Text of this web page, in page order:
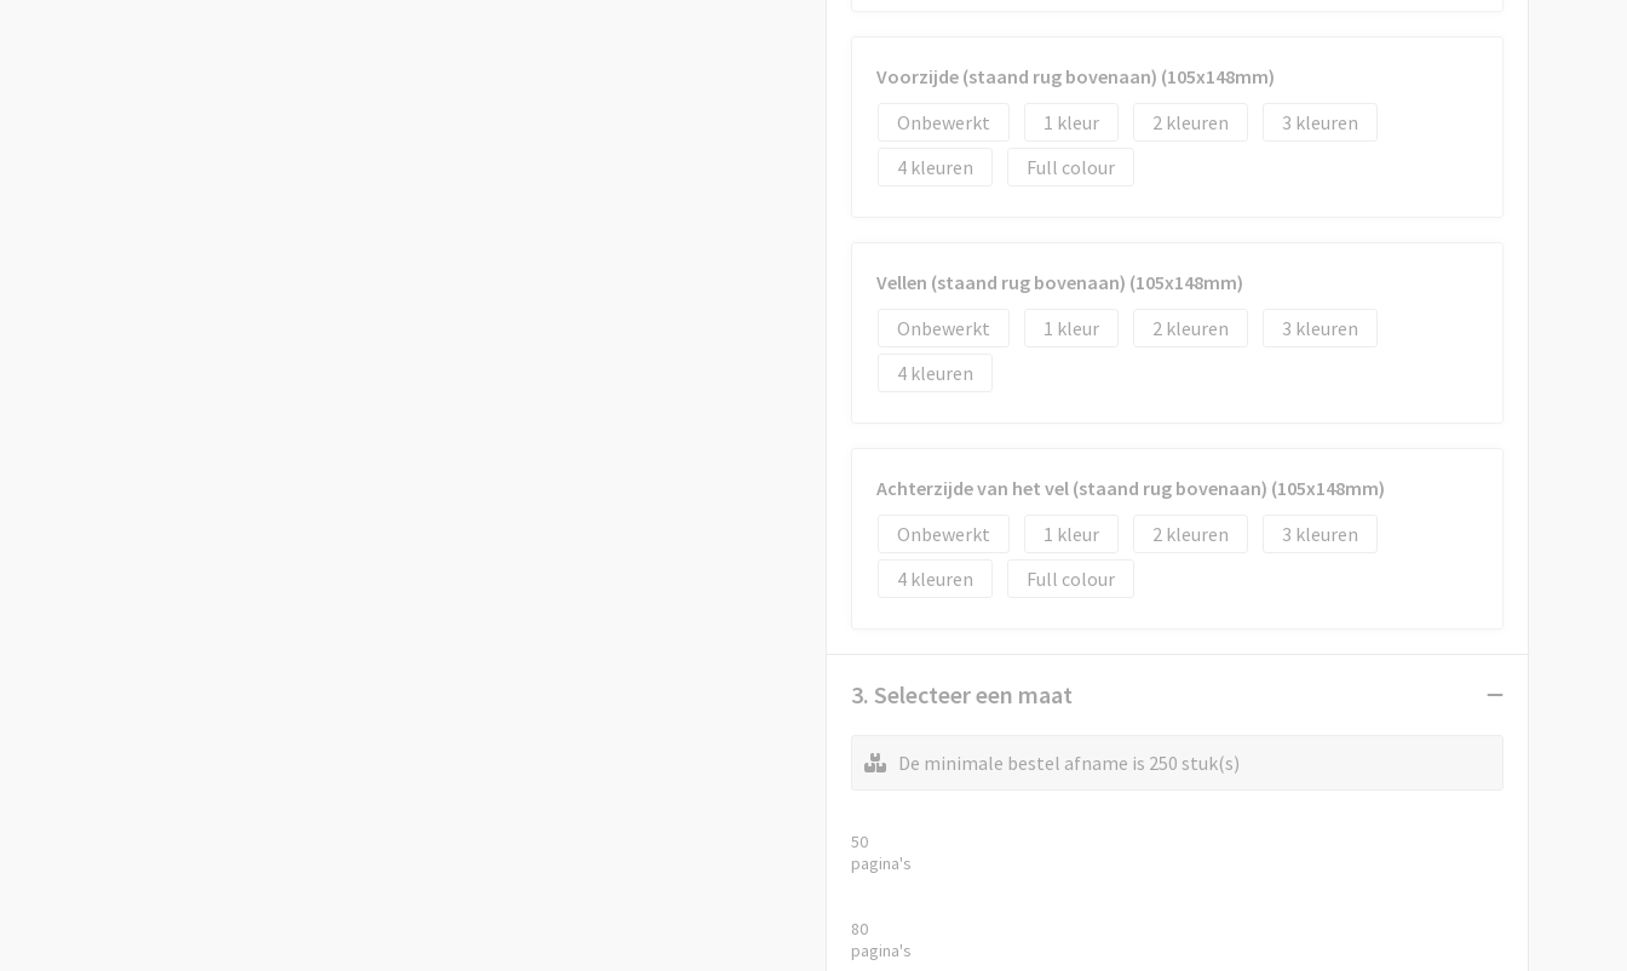
Voorzijde (staand rug bovenaan) (105x148mm)
Onbewerkt
1 2
3
4
Full colour
Vellen (staand rug bovenaan) (105x148mm)
Onbewerkt
1 2
3
4
Achterzijde van het vel (staand rug bovenaan) (105x148mm)
Onbewerkt
1 2
3
4
Full colour
3. Selecteer een maat
De minimale bestel afname is 250 stuk(s)
50
pagina's
80
pagina's